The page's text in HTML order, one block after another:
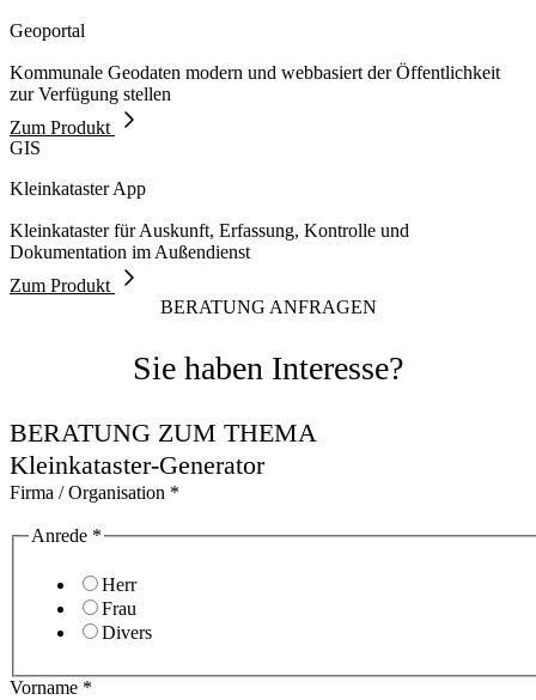
Geoportal
Kommunale Geodaten modern und webbasiert der Öffentlichkeit
zur Verfügung stellen
Zum Produkt
GIS
Kleinkataster App
Kleinkataster für Auskunft, Erfassung, Kontrolle und
Dokumentation im Außendienst
Zum Produkt
BERATUNG ANFRAGEN
Sie haben Interesse?
BERATUNG ZUM THEMA
Kleinkataster-Generator
Firma / Organisation *
Anrede *
Herr
Frau
Divers
Vorname *